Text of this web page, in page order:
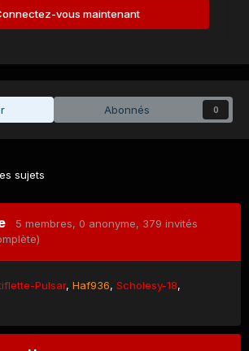
vous maintenant
Abonnés 0
sujets
5 membres, 0 anonyme, 379 invités
Pulsar Haf936 Scholesy-18